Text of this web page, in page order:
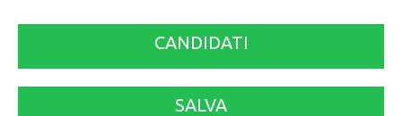
CANDIDATI
SALVA